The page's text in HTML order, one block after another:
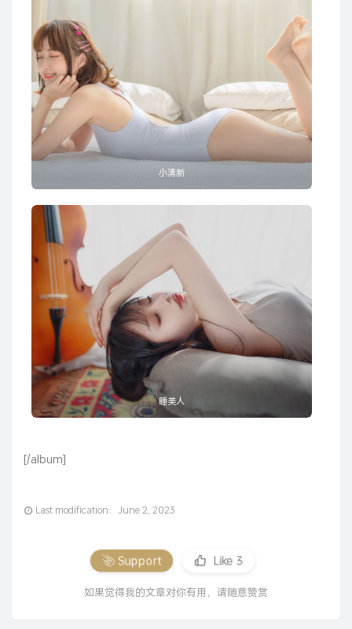
小清新
睡美人
[/album]
Last modification：June 2, 2023
Support Like3
如果觉得我的文章对你有用，请随意赞赏